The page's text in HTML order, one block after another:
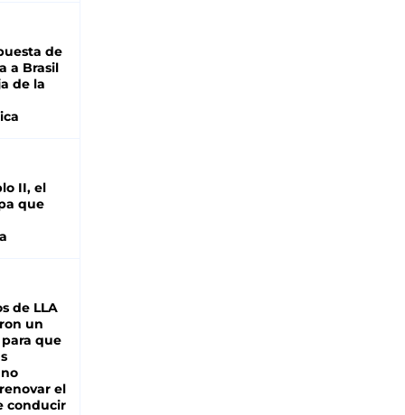
de
a Brasil
de la
II, el
que
de LLA
un
que
el
conducir